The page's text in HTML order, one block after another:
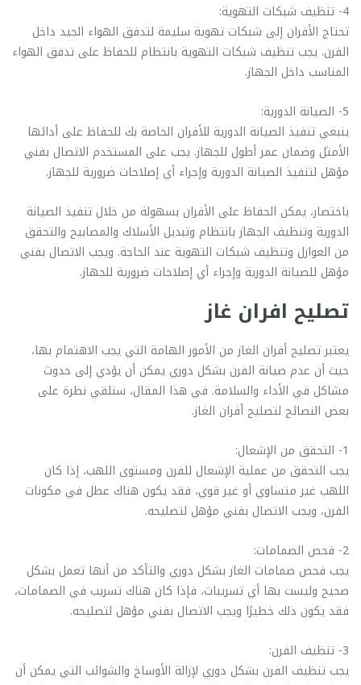
4- تنظيف شبكات التهوية:
تحتاج الأفران إلى شبكات تهوية سليمة لتدفق الهواء الجيد داخل
الفرن. يجب تنظيف شبكات التهوية بانتظام للحفاظ على تدفق الهواء
المناسب داخل الجهاز.
5- الصيانة الدورية:
ينبغي تنفيذ الصيانة الدورية للأفران الخاصة بك للحفاظ على أدائها
الأمثل وضمان عمر أطول للجهاز. يجب على المستخدم الاتصال بفني
مؤهل لتنفيذ الصيانة الدورية وإجراء أي إصلاحات ضرورية للجهاز.
باختصار، يمكن الحفاظ على الأفران بسهولة من خلال تنفيذ الصيانة
الدورية وتنظيف الجهاز بانتظام وتبديل الأسلاك والمصابيح والتحقق
من العوازل وتنظيف شبكات التهوية عند الحاجة. ويجب الاتصال بفني
مؤهل للصيانة الدورية وإجراء أي إصلاحات ضرورية للجهاز.
تصليح افران غاز
يعتبر تصليح أفران الغاز من الأمور الهامة التي يجب الاهتمام بها،
حيث أن عدم صيانة الفرن بشكل دوري يمكن أن يؤدي إلى حدوث
مشاكل في الأداء والسلامة. في هذا المقال، سنلقي نظرة على
بعض النصائح لتصليح أفران الغاز.
1- التحقق من الإشعال:
يجب التحقق من عملية الإشعال للفرن ومستوى اللهب، إذا كان
اللهب غير متساوي أو غير قوي، فقد يكون هناك عطل في مكونات
الفرن، ويجب الاتصال بفني مؤهل لتصليحه.
2- فحص الصمامات:
يجب فحص صمامات الغاز بشكل دوري والتأكد من أنها تعمل بشكل
صحيح وليست بها أي تسريبات، فإذا كان هناك تسريب في الصمامات،
فقد يكون ذلك خطيرًا ويجب الاتصال بفني مؤهل لتصليحه.
3- تنظيف الفرن:
يجب تنظيف الفرن بشكل دوري لإزالة الأوساخ والشوائب التي يمكن أن